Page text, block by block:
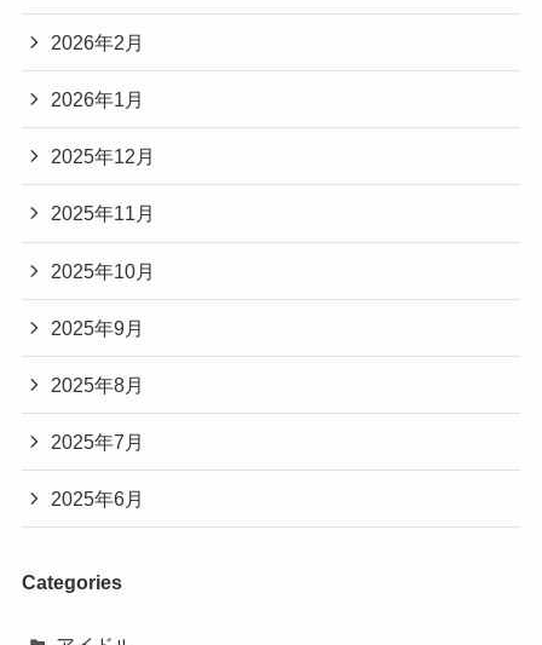
2026年2月
2026年1月
2025年12月
2025年11月
2025年10月
2025年9月
2025年8月
2025年7月
2025年6月
Categories